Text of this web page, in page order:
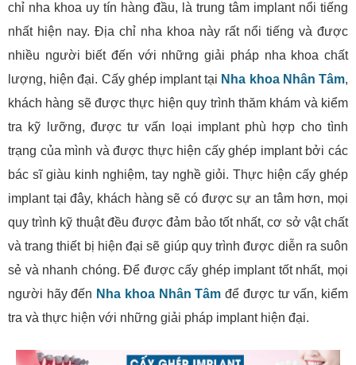
chỉ nha khoa uy tín hàng đầu, là trung tâm implant nổi tiếng
nhất hiện nay. Địa chỉ nha khoa này rất nổi tiếng và được
nhiều người biết đến với những giải pháp nha khoa chất
lượng, hiện đại. Cấy ghép implant tại Nha khoa Nhân Tâm,
khách hàng sẽ được thực hiện quy trình thăm khám và kiểm
tra kỹ lưỡng, được tư vấn loại implant phù hợp cho tình
trạng của mình và được thực hiện cấy ghép implant bởi các
bác sĩ giàu kinh nghiệm, tay nghề giỏi. Thực hiện cấy ghép
implant tại đây, khách hàng sẽ có được sự an tâm hơn, mọi
quy trình kỹ thuật đều được đảm bảo tốt nhất, cơ sở vật chất
và trang thiết bị hiện đại sẽ giúp quy trình được diễn ra suôn
sẻ và nhanh chóng. Để được cấy ghép implant tốt nhất, mọi
người hãy đến Nha khoa Nhân Tâm để được tư vấn, kiểm
tra và thực hiện với những giải pháp implant hiện đại.